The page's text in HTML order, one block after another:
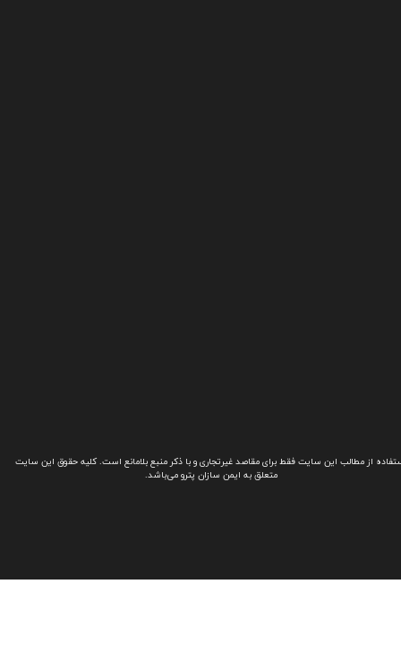
از مطالب این سایت فقط برای مقاصد غیرتجاری و با ذکر منبع بلامانع است. کلیه حقوق این سایت
متعلق به ایمن سازان پترو می‌باشد.